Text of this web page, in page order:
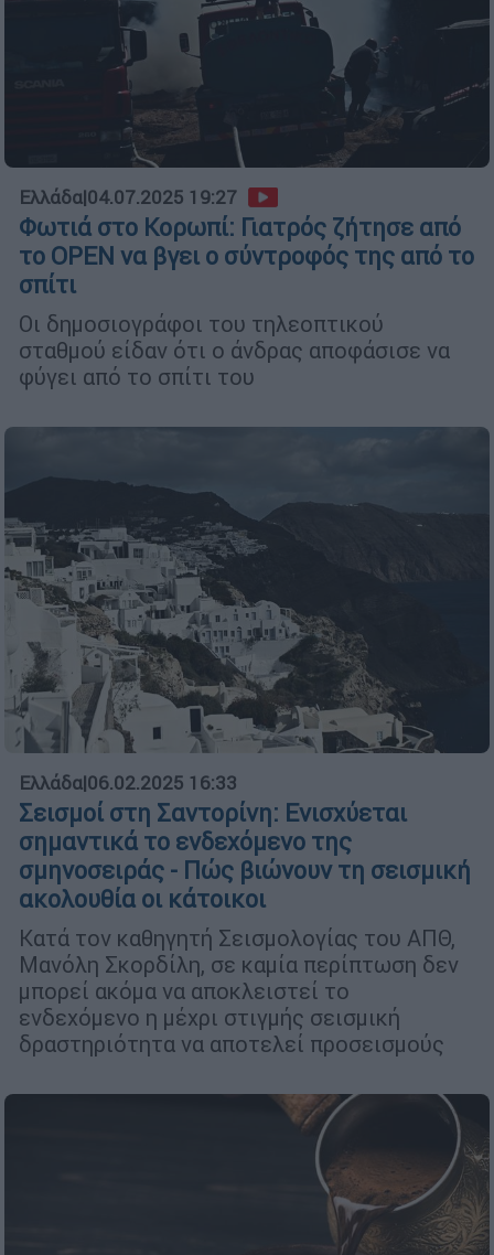
Ελλάδα|04.07.2025 19:27
Φωτιά στο Κορωπί: Γιατρός ζήτησε από
το OPEN να βγει ο σύντροφός της από το
σπίτι
Οι δημοσιογράφοι του τηλεοπτικού
σταθμού είδαν ότι ο άνδρας αποφάσισε να
φύγει από το σπίτι του
Ελλάδα|06.02.2025 16:33
Σεισμοί στη Σαντορίνη: Ενισχύεται
σημαντικά το ενδεχόμενο της
σμηνοσειράς - Πώς βιώνουν τη σεισμική
ακολουθία οι κάτοικοι
Κατά τον καθηγητή Σεισμολογίας του ΑΠΘ,
Μανόλη Σκορδίλη, σε καμία περίπτωση δεν
μπορεί ακόμα να αποκλειστεί το
ενδεχόμενο η μέχρι στιγμής σεισμική
δραστηριότητα να αποτελεί προσεισμούς